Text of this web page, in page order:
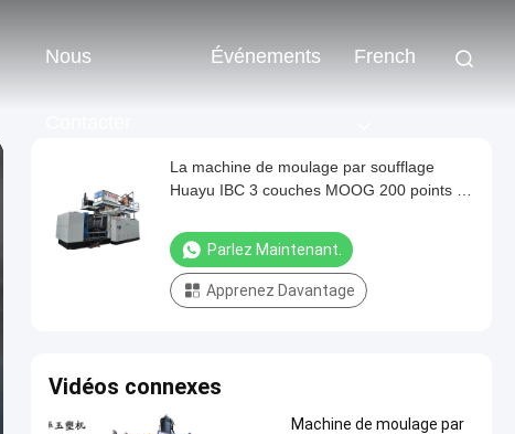
Nous Événements French
La machine de moulage par soufflage
Huayu IBC 3 couches MOOG 200 points de
Parlez Maintenant.
Apprenez Davantage
Vidéos connexes
Machine de moulage par